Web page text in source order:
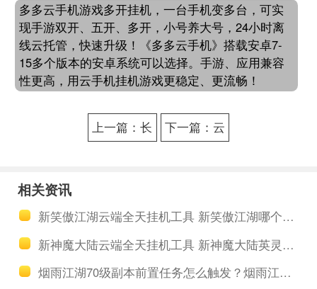
多多云手机游戏多开挂机，一台手机变多台，可实
现手游双开、五开、多开，小号养大号，24小时离
线云托管，快速升级！《多多云手机》搭载安卓7-
15多个版本的安卓系统可以选择。手游、应用兼容
性更高，用云手机挂机游戏更稳定、更流畅！
上一篇：长
下一篇：云
略
相关资讯
新笑傲江湖云端全天挂机工具 新笑傲江湖哪个门派厉害
新神魔大陆云端全天挂机工具 新神魔大陆英灵殿玩法
烟雨江湖70级副本前置任务怎么触发？烟雨江湖70级副本开启教程